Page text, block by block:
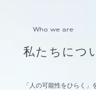
Who we are
私たちにつ
「人の可能性をひらく